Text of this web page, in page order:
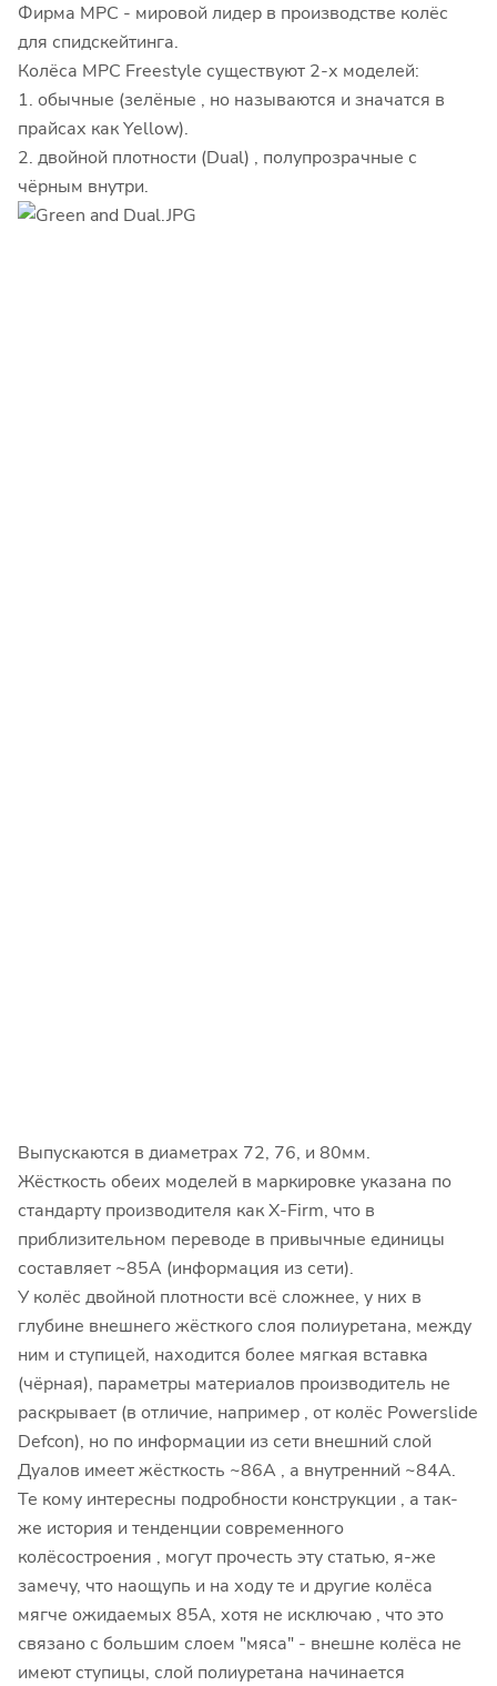
Фирма MPC - мировой лидер в производстве колёс
для спидскейтинга.
Колёса MPC Freestyle существуют 2-х моделей:
1. обычные (зелёные , но называются и значатся в
прайсах как Yellow).
2. двойной плотности (Dual) , полупрозрачные с
чёрным внутри.
Выпускаются в диаметрах 72, 76, и 80мм.
Жёсткость обеих моделей в маркировке указана по
стандарту производителя как X-Firm, что в
приблизительном переводе в привычные единицы
составляет ~85А (информация из сети).
У колёс двойной плотности всё сложнее, у них в
глубине внешнего жёсткого слоя полиуретана, между
ним и ступицей, находится более мягкая вставка
(чёрная), параметры материалов производитель не
раскрывает (в отличие, например , от колёс Powerslide
Defcon), но по информации из сети внешний слой
Дуалов имеет жёсткость ~86А , а внутренний ~84A.
Те кому интересны подробности конструкции , а так-
же история и тенденции современного
колёсостроения , могут прочесть эту статью, я-же
замечу, что наощупь и на ходу те и другие колёса
мягче ожидаемых 85А, хотя не исключаю , что это
связано с большим слоем "мяса" - внешне колёса не
имеют ступицы, слой полиуретана начинается